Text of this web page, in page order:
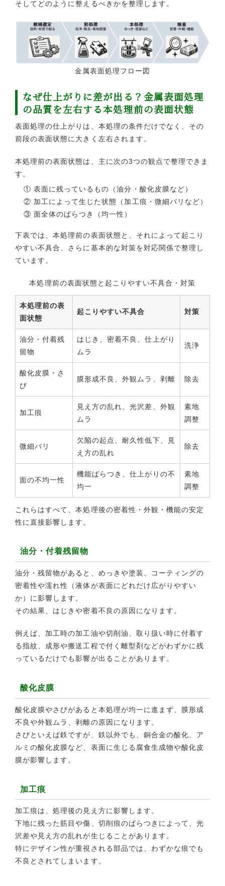
そしてどのように整えるべきかを整理します。
金属表面処理フロー図
なぜ仕上がりに差が出る？金属表面処理
の品質を左右する本処理前の表面状態
表面処理の仕上がりは、本処理の条件だけでなく、その
前段の表面状態に大きく左右されます。
本処理前の表面状態は、主に次の3つの観点で整理できま
す。
① 表面に残っているもの（油分・酸化皮膜など）
② 加工によって生じた状態（加工痕・微細バリなど）
③ 面全体のばらつき（均一性）
下表では、本処理前の表面状態と、それによって起こり
やすい不具合、さらに基本的な対策を対応関係で整理し
ています。
本処理前の表面状態と起こりやすい不具合・対策
本処理前の表
面状態
起こりやすい不具合 対策
油分・付着残
留物
はじき、密着不良、仕上がり
ムラ
洗浄
酸化皮膜・さ
び
膜形成不良、外観ムラ、剥離 除去
加工痕
見え方の乱れ、光沢差、外観
ムラ
素地
調整
微細バリ
欠陥の起点、耐久性低下、見
え方の乱れ
除去
面の不均一性
機能ばらつき、仕上がりの不
均一
素地
調整
これらはすべて、本処理後の密着性・外観・機能の安定
性に直接影響します。
油分・付着残留物
油分・残留物があると、めっきや塗装、コーティングの
密着性や濡れ性（液体が表面にどれだけ広がりやすい
か）に影響します。
その結果、はじきや密着不良の原因になります。
例えば、加工時の加工油や切削油、取り扱い時に付着す
る指紋、成形や搬送工程で付く離型剤などがわずかに残
っているだけでも影響が出ることがあります。
酸化皮膜
酸化皮膜やさびがあると本処理が均一に進まず、膜形成
不良や外観ムラ、剥離の原因になります。
さびといえば鉄ですが、鉄以外でも、銅合金の酸化、ア
ルミの酸化皮膜など、表面に生じる腐食生成物や酸化皮
膜が影響します。
加工痕
加工痕は、処理後の見え方に影響します。
下地に残った筋目や傷、切削痕のばらつきによって、光
沢差や見え方の乱れが生じることがあります。
特にデザイン性が重視される部品では、わずかな痕でも
不良とされてしまいます。